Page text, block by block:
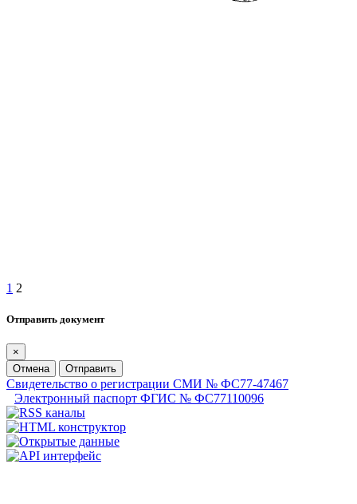
1 2
Отправить документ
×
Отмена
Отправить
Свидетельство о регистрации СМИ № ФС77-47467
Электронный паспорт ФГИС № ФС77110096